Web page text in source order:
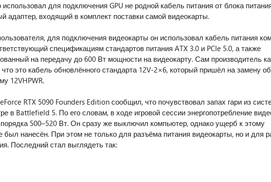
использовал для подключения GPU не родной кабель питания от блока
адаптер, входящий в комплект поставки самой видеокарты.
для подключения видеокарты он использовал кабель питания
спецификациям стандартов питания ATX 3.0 и PCIe 5.0, а также
на передачу до 600 Вт мощности на видеокарту. Сам производитель
это кабель обновлённого стандарта 12V-2×6, который пришёл на замену
12VHPWR.
RTX 5090 Founders Edition сообщил, что почувствовал запах гари из
в Battlefield 5. По его словам, в ходе игровой сессии энергопотребление
500–520 Вт. Он сразу же выключил компьютер, однако ущерб к этому
был нанесён. При этом не только для разъёма питания видеокарты, но и для
Последний стал выглядеть так: